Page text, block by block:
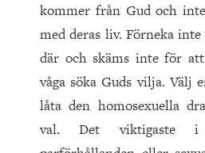
kommer från Gud och
med deras liv. Förneka
där och skäms inte för
våga söka Guds vilja. Välj
låta den homosexuella
val. Det